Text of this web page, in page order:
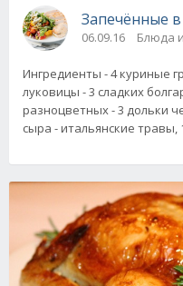
Запечённые
06.09.16 Блюда
Ингредиенты - 4 куриные
луковицы - 3 сладких
разноцветных - 3 дольки
сыра - итальянские травы,